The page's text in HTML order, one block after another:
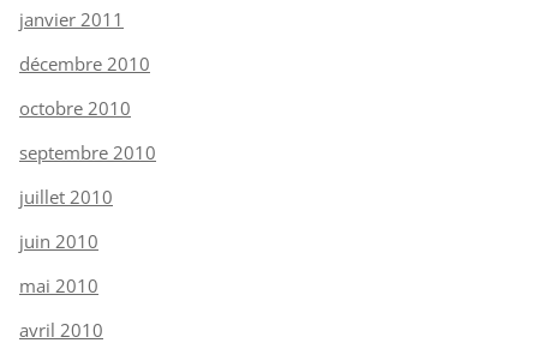
janvier 2011
décembre 2010
octobre 2010
septembre 2010
juillet 2010
juin 2010
mai 2010
avril 2010